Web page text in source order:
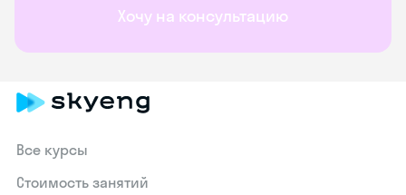
Хочу на консультацию
Все курсы
Стоимость занятий